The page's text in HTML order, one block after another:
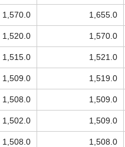
1,570.0 1,655.0
1,520.0 1,570.0
1,515.0 1,521.0
1,509.0 1,519.0
1,508.0 1,509.0
1,502.0 1,509.0
1,508.0 1,508.0